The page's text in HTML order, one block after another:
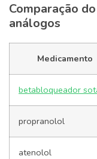
Comparação
análogos
Medicamento
betabloqueador
propranolol
atenolol